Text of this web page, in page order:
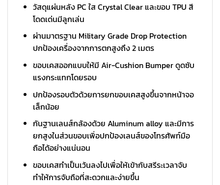
วัสดุแผ่นหลัง PC ใส Crystal Clear และขอบ TPU สี
โดดเด่นมีลูกเล่น
ผ่านมาตรฐาน Military Grade Drop Protection
ปกป้องเครื่องจากการตกสูงถึง 2 เมตร
ขอบเคสออกแบบให้มี Air-Cushion Bumper ดูดซับ
แรงกระแทกโดยรอบ
ปกป้องรอบตัวด้วยการยกขอบเคสสูงขึ้นจากหน้าจอ
เล็กน้อย
กันฐานเลนส์กล้องด้วย Aluminum alloy และมีการ
ยกสูงในส่วนขอบเพิ่อปกป้องเลนส์ของโทรศัพท์มือ
ถือได้อย่างแน่นอน
ขอบเคสทำเป็นเว้นลงไปเพื่อให้เข้ากับสรีระเวลาจับ
ทำให้การจับถือที่สะดวกและง่ายขึ้น